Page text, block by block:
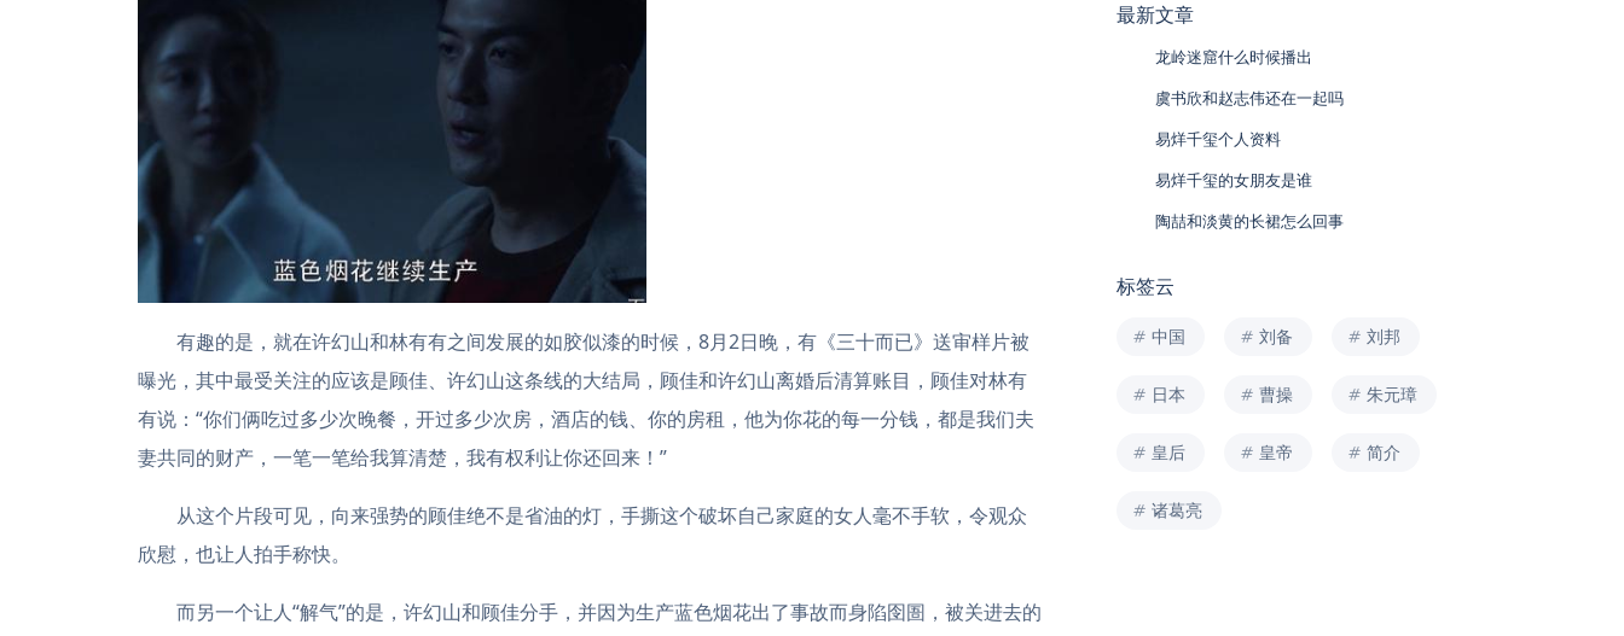
有趣的是，就在许幻山和林有有之间发展的如胶似漆的时候，8月2日晚，有《三十而已》送审样片被
曝光，其中最受关注的应该是顾佳、许幻山这条线的大结局，顾佳和许幻山离婚后清算账目，顾佳对林有
有说：“你们俩吃过多少次晚餐，开过多少次房，酒店的钱、你的房租，他为你花的每一分钱，都是我们夫
妻共同的财产，一笔一笔给我算清楚，我有权利让你还回来！”
从这个片段可见，向来强势的顾佳绝不是省油的灯，手撕这个破坏自己家庭的女人毫不手软，令观众
欣慰，也让人拍手称快。
而另一个让人“解气”的是，许幻山和顾佳分手，并因为生产蓝色烟花出了事故而身陷囹圄，被关进去的
最新文章
龙岭迷窟什么时候播出
虞书欣和赵志伟还在一起吗
易烊千玺个人资料
易烊千玺的女朋友是谁
陶喆和淡黄的长裙怎么回事
标签云
中国 刘备 刘邦
日本 曹操 朱元璋
皇后 皇帝 简介
诸葛亮